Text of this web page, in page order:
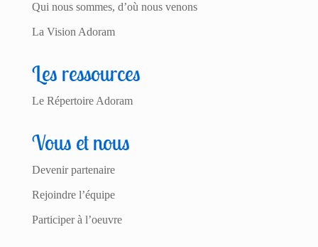
Qui nous sommes, d’où nous venons
La Vision Adoram
Les ressources
Le Répertoire Adoram
Vous et nous
Devenir partenaire
Rejoindre l’équipe
Participer à l’oeuvre